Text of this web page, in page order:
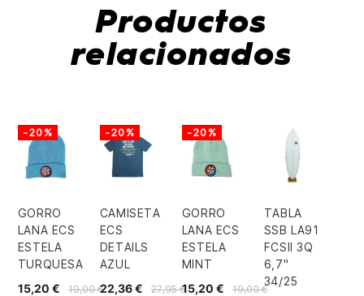
Productos
relacionados
GORRO
LANA ECS
ESTELA
TURQUESA
19,00 €
15,20 €
-20%
CAMISETA
ECS
DETAILS
AZUL
27,95 €
22,36 €
-20%
GORRO
LANA ECS
ESTELA
MINT
19,00 €
15,20 €
-20%
TABLA
SSB LA91
FCSII 3Q
6,7"
34/25